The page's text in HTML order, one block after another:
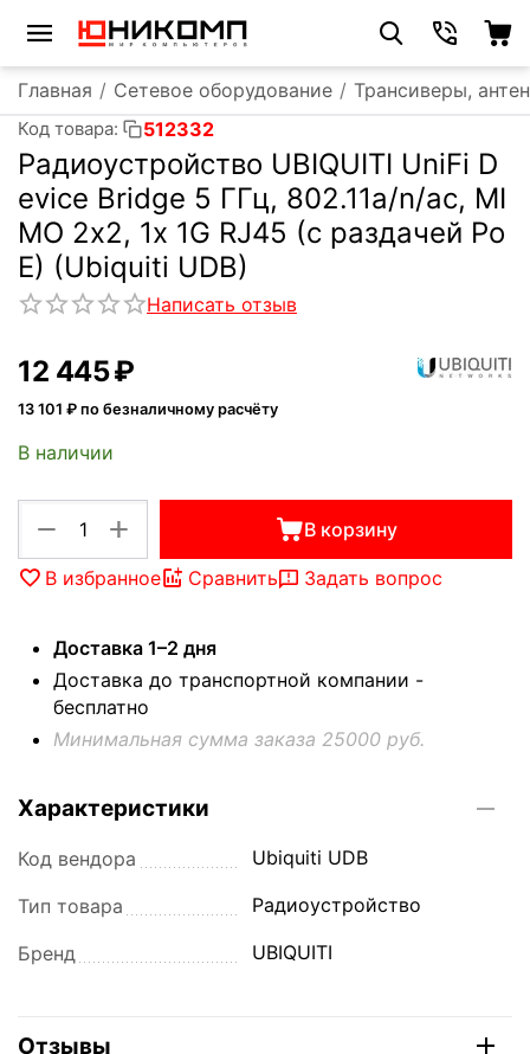
Главная / Сетевое оборудование / Трансиверы,
Код товара: 512332
Радиоустройство UBIQUITI UniFi D
evice Bridge 5 ГГц, 802.11a/n/ac, MI
MO 2х2, 1х 1G RJ45 (с раздачей Po
E) (Ubiquiti UDB)
Написать отзыв
12 445₽
13 101 ₽ по безналичному расчёту
В наличии
+
− В корзину
В избранное Сравнить Задать вопрос
Доставка 1–2 дня
Доставка до транспортной компании -
бесплатно
Минимальная сумма заказа 25000 руб.
Характеристики
Код вендора Ubiquiti UDB
Тип товара Радиоустройство
Бренд UBIQUITI
Отзывы